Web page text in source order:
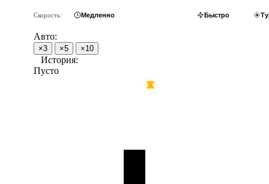
Скорость: Медленно Быстро
Авто:
×3 ×5 ×10
История:
Пусто